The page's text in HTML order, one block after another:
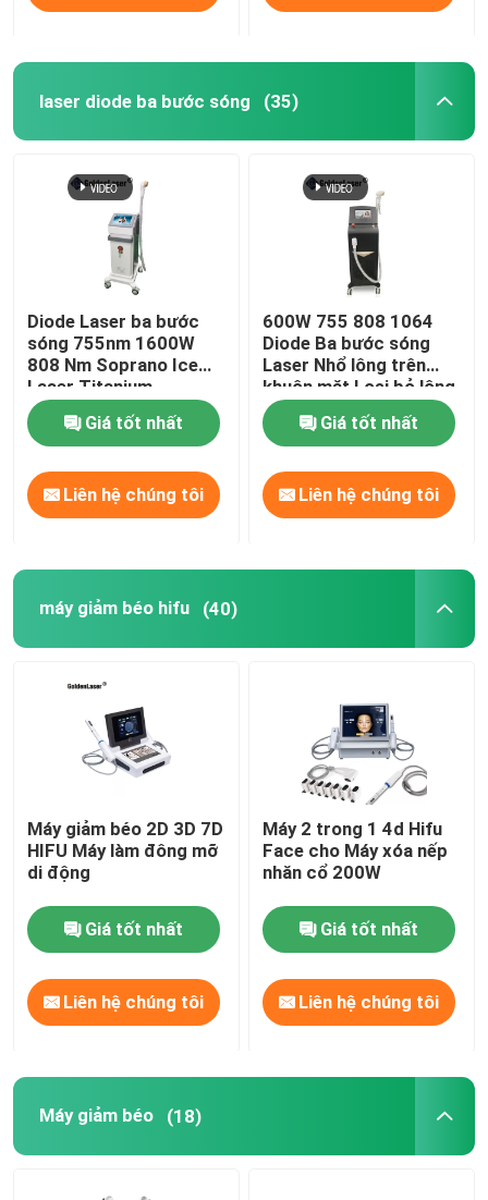
laser diode ba bước sóng (35)
Diode Laser ba bước
sóng 755nm 1600W
808 Nm Soprano Ice
Laser Titanium
Giá tốt nhất
Liên hệ chúng tôi
600W 755 808 1064
Diode Ba bước sóng
Laser Nhổ lông trên
khuôn mặt Loại bỏ lông
vĩnh viễn
Giá tốt nhất
Liên hệ chúng tôi
máy giảm béo hifu (40)
Máy giảm béo 2D 3D 7D
HIFU Máy làm đông mỡ
di động
Giá tốt nhất
Liên hệ chúng tôi
Máy 2 trong 1 4d Hifu
Face cho Máy xóa nếp
nhăn cổ 200W
Giá tốt nhất
Liên hệ chúng tôi
Máy giảm béo (18)